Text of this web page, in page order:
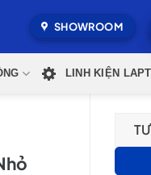
SHOWROOM
LINH KIỆN